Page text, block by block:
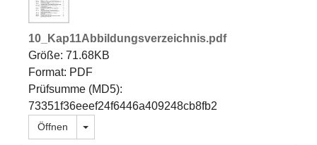
10_Kap11Abbildungsverzeichnis.pdf
Größe: 71.68KB
Format: PDF
Prüfsumme (MD5):
73351f36eeef24f6446a409248cb8fb2
Öffnen Dropdown öffnen